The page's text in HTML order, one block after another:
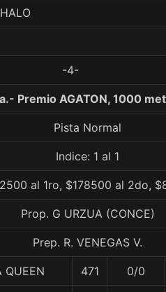
-4-
Premio AGATON, 1000
Pista Normal
Indice: 1 al 1
al 1ro, $178500 al 2do,
Prop. G URZUA (CONCE)
Prep. R. VENEGAS V.
QUEEN 471 0/0